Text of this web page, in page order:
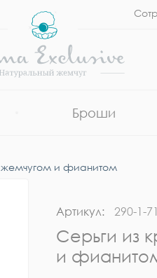
Броши
жемчугом и фианитом
Артикул: 290-1-
Серьги из
и